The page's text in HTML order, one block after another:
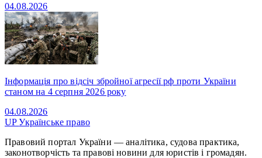
04.08.2026
Інформація про відсіч збройної агресії рф проти України
станом на 4 серпня 2026 року
04.08.2026
UPУкраїнське право
Правовий портал України — аналітика, судова практика,
законотворчість та правові новини для юристів і громадян.